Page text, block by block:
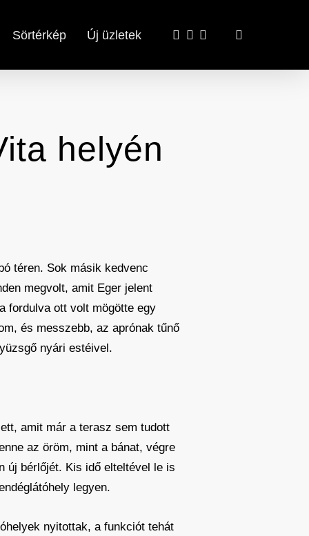
Sörtérkép Új üzletek
x- facebook
email
helyén
téren. Sok másik kedvenc
megvolt, amit Eger jelent
fordulva ott volt mögötte egy
és messzebb, az aprónak tűnő
nyári estéivel.
amit már a terasz sem tudott
az öröm, mint a bánat, végre
új bérlőjét. Kis idő elteltével le is
legyen.
nyitottak, a funkciót tehát